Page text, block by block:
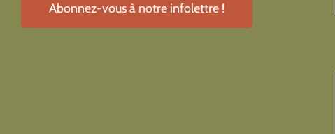
Abonnez-vous à notre infolettre !